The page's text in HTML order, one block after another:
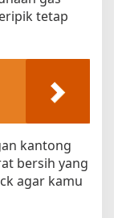
tetap
kantong
bersih yang
agar kamu